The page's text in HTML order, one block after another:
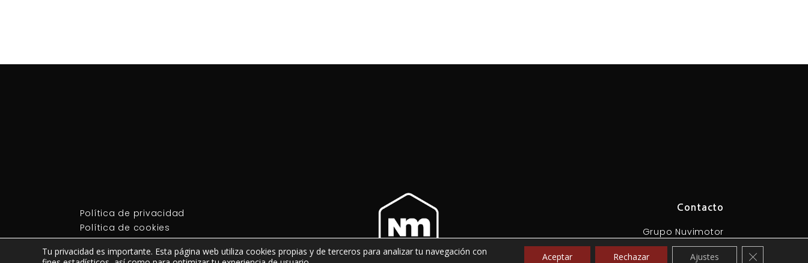
Política de privacidad
Política de cookies
Términos y condiciones
Contacto
Grupo Nuvimotor
Lunes a Sábados
Tu privacidad es importante. Esta página web utiliza cookies propias y de terceros para analizar tu navegación con
Aceptar Rechazar Ajustes Cerrar el